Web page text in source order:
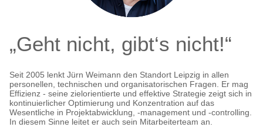
„Geht nicht, gibt‘s nicht!“
Seit 2005 lenkt Jürn Weimann den Standort Leipzig in allen
personellen, technischen und organisatorischen Fragen. Er mag
Effizienz - seine zielorientierte und effektive Strategie zeigt sich in
kontinuierlicher Optimierung und Konzentration auf das
Wesentliche in Projektabwicklung, -management und -controlling.
In diesem Sinne leitet er auch sein Mitarbeiterteam an.